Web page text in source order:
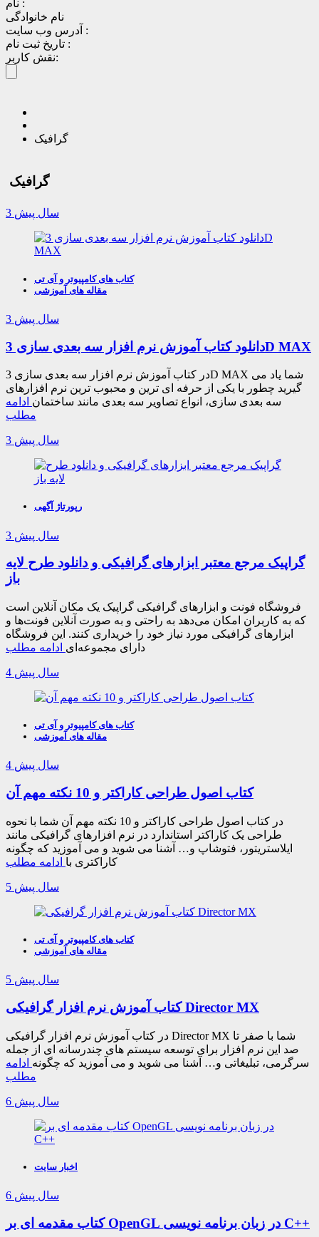
نام :
نام خانوادگی
آدرس وب سایت :
تاریخ ثبت نام :
نقش کاربر:
گرافیک
گرافیک
3 سال پیش
کتاب های کامپیوتر و آی تی
مقاله های آموزشی
3 سال پیش
دانلود کتاب آموزش نرم افزار سه بعدی سازی 3D MAX
در کتاب آموزش نرم افزار سه بعدی سازی 3D MAX شما یاد می
گیرید چطور با یکی از حرفه ای ترین و محبوب ترین نرم افزارهای
سه بعدی سازی، انواع تصاویر سه بعدی مانند ساختمان ادامه
مطلب
3 سال پیش
رپورتاژ آگهی
3 سال پیش
گراپیک مرجع معتبر ابزارهای گرافیکی و دانلود طرح لایه
باز
فروشگاه فونت و ابزارهای گرافیکی گراپیک یک مکان آنلاین است
که به کاربران امکان می‌دهد به راحتی و به صورت آنلاین فونت‌ها و
ابزارهای گرافیکی مورد نیاز خود را خریداری کنند. این فروشگاه
دارای مجموعه‌ای ادامه مطلب
4 سال پیش
کتاب های کامپیوتر و آی تی
مقاله های آموزشی
4 سال پیش
کتاب اصول طراحی کاراکتر و 10 نکته مهم آن
در کتاب اصول طراحی کاراکتر و 10 نکته مهم آن شما با نحوه
طراحی یک کاراکتر استاندارد در نرم افزارهای گرافیکی مانند
ایلاستریتور، فتوشاپ و… آشنا می شوید و می آموزید که چگونه
کاراکتری با ادامه مطلب
5 سال پیش
کتاب های کامپیوتر و آی تی
مقاله های آموزشی
5 سال پیش
کتاب آموزش نرم افزار گرافیکی Director MX
در کتاب آموزش نرم افزار گرافیکی Director MX شما با صفر تا
صد این نرم افزار برای توسعه سیستم های چندرسانه ای از جمله
سرگرمی، تبلیغاتی و… آشنا می شوید و می آموزید که چگونه ادامه
مطلب
6 سال پیش
اخبار سایت
6 سال پیش
کتاب مقدمه ای بر OpenGL در زبان برنامه نویسی C++